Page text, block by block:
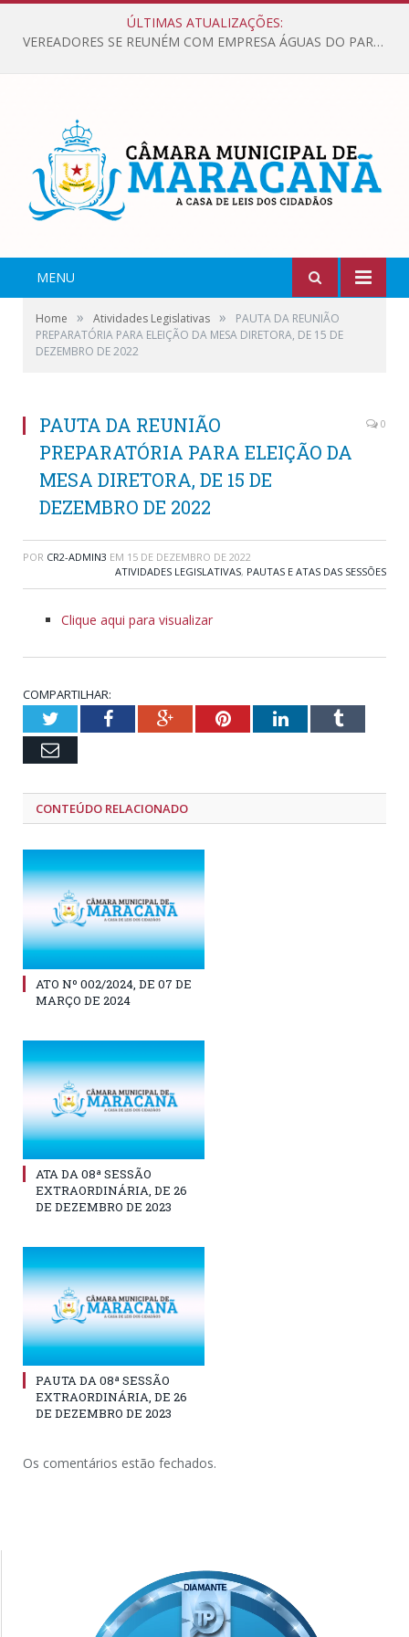
ÚLTIMAS ATUALIZAÇÕES:
VEREADORES SE REUNÉM COM EMPRESA ÁGUAS DO PARÁ, PARA APRESENTAR REIVINDICAÇÕES E MELHORIAS NA QUALIDADE DOS SERVIÇOS OFERECIDOS Á POPULAÇÃO.
MENU
Home » Atividades Legislativas »
PAUTA DA REUNIÃO
PREPARATÓRIA PARA ELEIÇÃO DA MESA DIRETORA, DE 15 DE
DEZEMBRO DE 2022
PAUTA DA REUNIÃO
PREPARATÓRIA PARA ELEIÇÃO DA
MESA DIRETORA, DE 15 DE
DEZEMBRO DE 2022
0
POR CR2-ADMIN3 EM 15 DE DEZEMBRO DE 2022
ATIVIDADES LEGISLATIVAS, PAUTAS E ATAS DAS SESSÕES
Clique aqui para visualizar
COMPARTILHAR:
TwitterFacebookGoogle+PinterestLinkedInTumblr
Email
CONTEÚDO RELACIONADO
ATO Nº 002/2024, DE 07 DE
MARÇO DE 2024
ATA DA 08ª SESSÃO
EXTRAORDINÁRIA, DE 26
DE DEZEMBRO DE 2023
PAUTA DA 08ª SESSÃO
EXTRAORDINÁRIA, DE 26
DE DEZEMBRO DE 2023
Os comentários estão fechados.